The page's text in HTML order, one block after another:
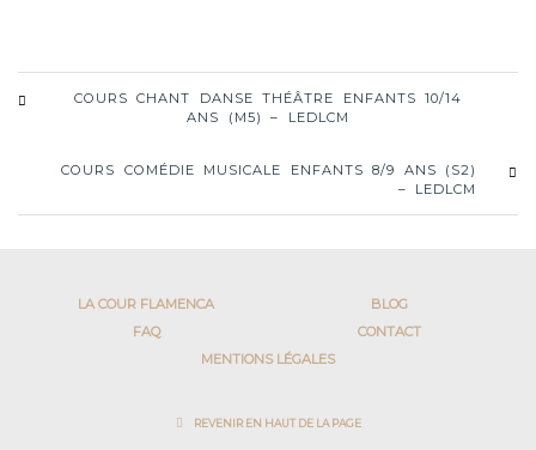
COURS CHANT DANSE THÉÂTRE ENFANTS 10/14
ANS (M5) – LEDLCM
COURS COMÉDIE MUSICALE ENFANTS 8/9 ANS (S2)
– LEDLCM
LA COUR FLAMENCA
BLOG
FAQ
CONTACT
MENTIONS LÉGALES
REVENIR EN HAUT DE LA PAGE